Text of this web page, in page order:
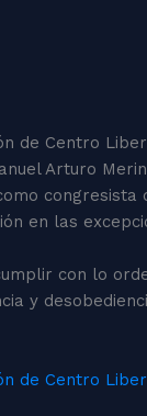
de Centro
Arturo
en las
con lo
y
de Centro